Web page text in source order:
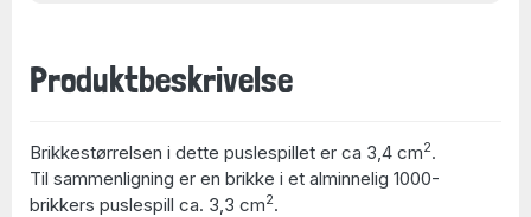
Produktbeskrivelse
Brikkestørrelsen i dette puslespillet er ca 3,4 cm2.
Til sammenligning er en brikke i et alminnelig 1000-
brikkers puslespill ca. 3,3 cm2.